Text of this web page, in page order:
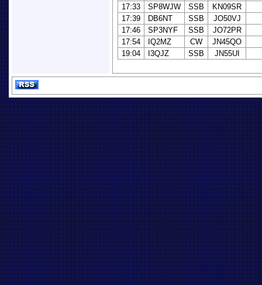
17:33
SP8WJW SSB
KN09SR
17:39
DB6NT SSB
JO50VJ
17:46
SP3NYF SSB
JO72PR
17:54
IQ2MZ CW
JN45QO
19:04
I3QJZ SSB JN55UI